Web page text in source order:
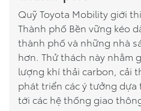
Điện hóa
Về Toyota Việt Nam
Tin tức & Khuyến mãi
Quỹ Toyota Mobility giới
Thành phố Bền vững kéo
thành phố và những nhà
hơn. Thử thách này nhằm
lượng khí thải carbon, cải
phát triển các ý tưởng
tới các hệ thống giao